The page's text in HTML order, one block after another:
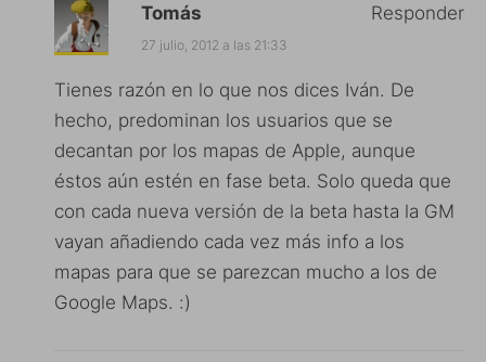
Tomás
27 julio, 2012 a las 21:33
Tienes razón en lo que nos dices Iván. De
hecho, predominan los usuarios que se
decantan por los mapas de Apple, aunque
éstos aún estén en fase beta. Solo queda que
con cada nueva versión de la beta hasta la GM
vayan añadiendo cada vez más info a los
mapas para que se parezcan mucho a los de
Google Maps. :)
Responder